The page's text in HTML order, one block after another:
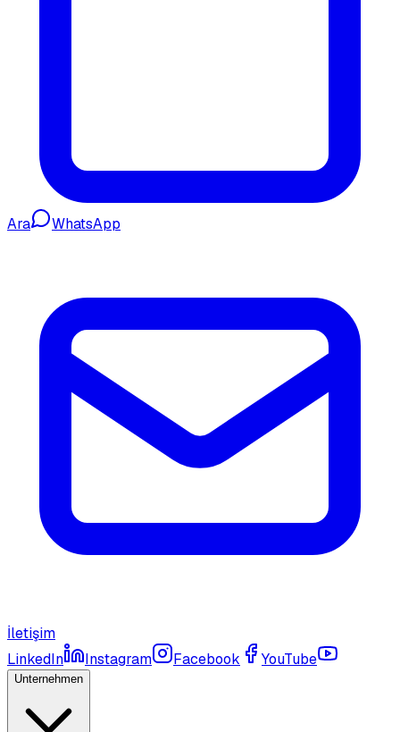
Ara WhatsApp
İletişim
LinkedIn
Instagram Facebook YouTube
Unternehmen